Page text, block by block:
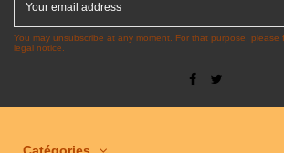
You may unsubscribe at any moment. For that purpose, please
legal notice.